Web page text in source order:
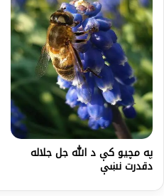
په مچیو کې د الله جل جلاله
دقدرت نښې